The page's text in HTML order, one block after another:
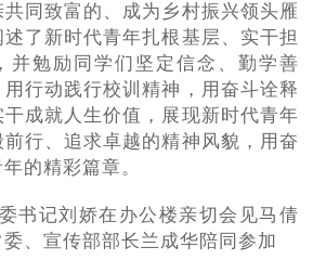
同致富的、成为乡村振兴领头雁
了新时代青年扎根基层、实干担
并勉励同学们坚定信念、勤学善
行动践行校训精神，用奋斗诠释
成就人生价值，展现新时代青年
行、追求卓越的精神风貌，用奋
的精彩篇章。
书记刘娇在办公楼亲切会见马倩
、宣传部部长兰成华陪同参加